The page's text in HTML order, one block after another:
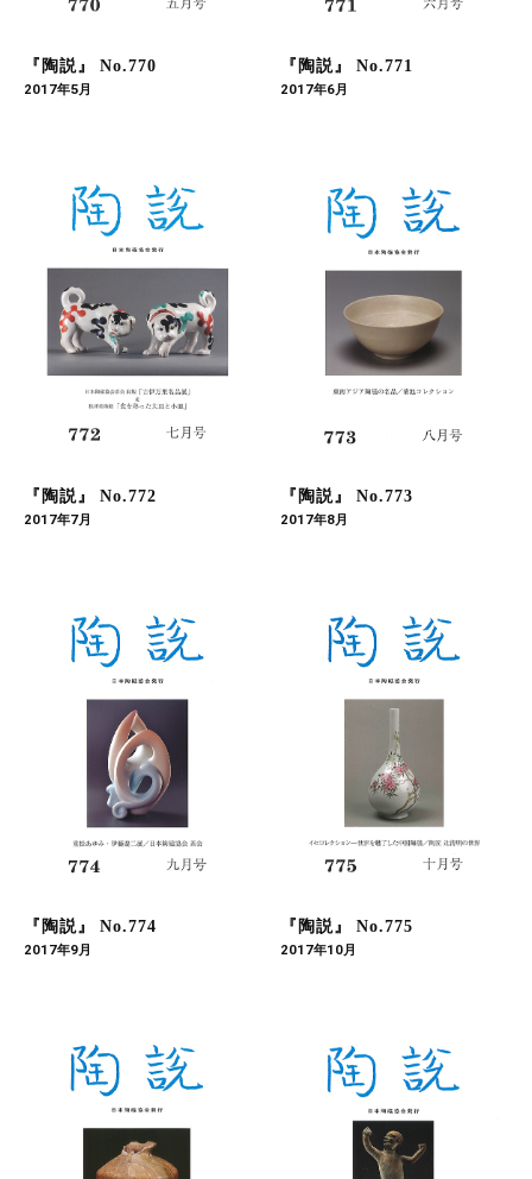
『陶説』 No.770
2017年5月
『陶説』 No.771
2017年6月
『陶説』 No.772
2017年7月
『陶説』 No.773
2017年8月
『陶説』 No.774
2017年9月
『陶説』 No.775
2017年10月